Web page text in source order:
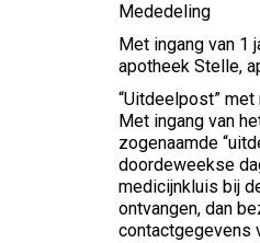
Mededeling
Met ingang van 1
apotheek Stelle,
“Uitdeelpost”
Met ingang van
zogenaamde
doordeweekse
medicijnkluis bij
ontvangen, dan
contactgegevens